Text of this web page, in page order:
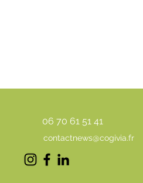
06 70 61 51 41
contactnews@cogivia.fr